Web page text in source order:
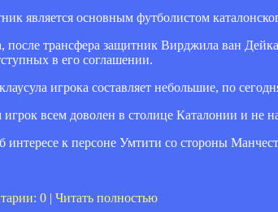
является основным футболистом
после трансфера защитник Вирджила ван
в его соглашении.
игрока составляет небольшие, по
игрок всем доволен в столице Каталонии и не
интересе к персоне Умтити со стороны
0 | Читать полностью